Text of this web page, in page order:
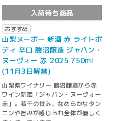
入荷待ち商品
おすすめ
山梨ヌーボー 新酒 赤 ライトボ
ディ 辛口 勝沼醸造 ジャパン・
ヌーヴォー 赤 2025 750ml
(11月3日解禁)
山梨県ワイナリー 勝沼醸造から赤
ワイン新酒「ジャパン・ヌーヴォー
赤」。若干の甘み、なめらかなタン
ニンや旨みが感じられ全体が優しく